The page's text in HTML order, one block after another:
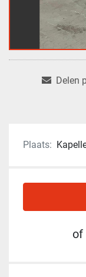
Delen
Plaats:
of